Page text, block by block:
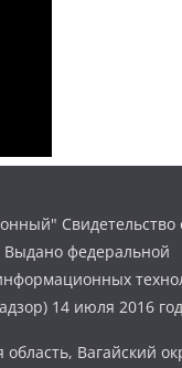
Свидетельство
федеральной
14 июля 2016
Вагайский